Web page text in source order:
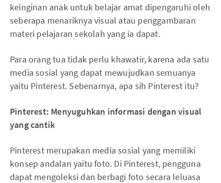
keinginan anak untuk belajar amat dipengaruhi oleh
seberapa menariknya visual atau penggambaran
materi pelajaran sekolah yang ia dapat.
Para orang tua tidak perlu khawatir, karena ada satu
media sosial yang dapat mewujudkan semuanya
yaitu Pinterest. Sebenarnya, apa sih Pinterest itu?
Pinterest: Menyuguhkan informasi dengan visual
yang cantik
Pinterest merupakan media sosial yang memiliki
konsep andalan yaitu foto. Di Pinterest, pengguna
dapat mengoleksi dan berbagi foto secara leluasa